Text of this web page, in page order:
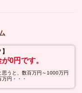
0円です。
うと、数百万円～1000万円
円・・・